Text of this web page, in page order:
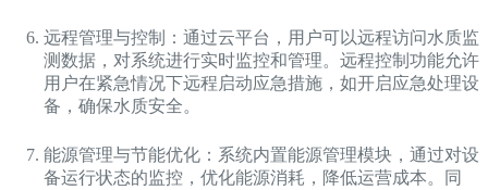
远程管理与控制：通过云平台，用户可以远程访问水质监
测数据，对系统进行实时监控和管理。远程控制功能允许
用户在紧急情况下远程启动应急措施，如开启应急处理设
备，确保水质安全。
能源管理与节能优化：系统内置能源管理模块，通过对设
备运行状态的监控，优化能源消耗，降低运营成本。同